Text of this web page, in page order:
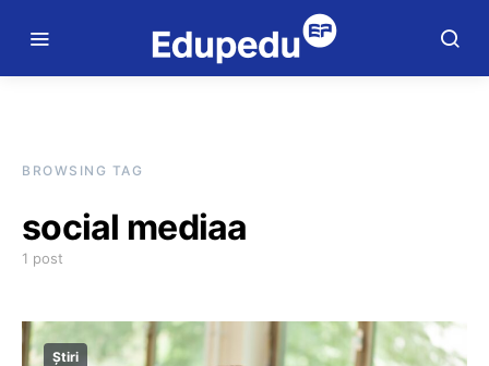
BROWSING TAG
social mediaa
1 post
Știri